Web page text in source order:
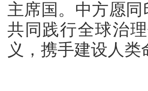
主席国。中方愿
共同践行全球治
义，携手建设人